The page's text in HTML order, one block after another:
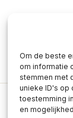
Om de beste
om informatie
stemmen met
unieke ID's op
toestemming
en